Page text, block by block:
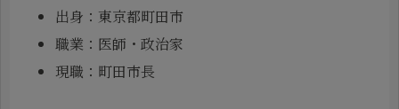
出身：東京都町田市
職業：医師・政治家
現職：町田市長